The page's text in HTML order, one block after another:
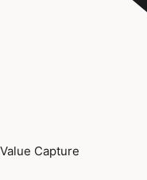
Value Capture